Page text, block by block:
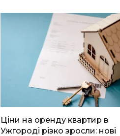
Ціни на оренду квартир в
Ужгороді різко зросли: нові